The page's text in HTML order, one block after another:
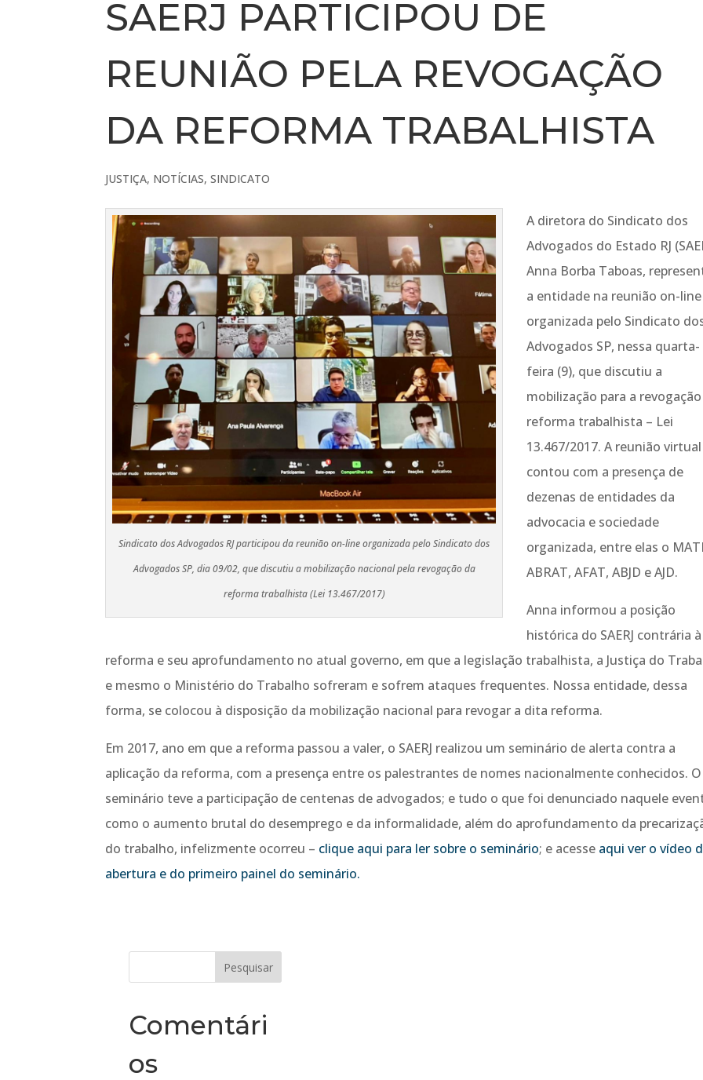
SAERJ PARTICIPOU DE
REUNIÃO PELA REVOGAÇÃO
DA REFORMA TRABALHISTA
JUSTIÇA, NOTÍCIAS,SINDICATO
Sindicato dos Advogados RJ participou da reunião on-line organizada pelo Sindicato dos
Advogados SP, dia 09/02, que discutiu a mobilização nacional pela revogação da
reforma trabalhista (Lei 13.467/2017)
A diretora do Sindicato dos
Advogados do Estado RJ
Anna Borba Taboas,
a entidade na reunião on-line
organizada pelo Sindicato
Advogados SP, nessa quarta-
feira (9), que discutiu a
mobilização para a
reforma trabalhista – Lei
13.467/2017. A reunião virtual
contou com a presença de
dezenas de entidades da
advocacia e sociedade
organizada, entre elas o
ABRAT, AFAT, ABJD e AJD.
Anna informou a posição
histórica do SAERJ contrária à
reforma e seu aprofundamento no atual governo, em que a legislação trabalhista, a Justiça do
e mesmo o Ministério do Trabalho sofreram e sofrem ataques frequentes. Nossa entidade, dessa
forma, se colocou à disposição da mobilização nacional para revogar a dita reforma.
Em 2017, ano em que a reforma passou a valer, o SAERJ realizou um seminário de alerta contra a
aplicação da reforma, com a presença entre os palestrantes de nomes nacionalmente conhecidos. O
seminário teve a participação de centenas de advogados; e tudo o que foi denunciado naquele
como o aumento brutal do desemprego e da informalidade, além do aprofundamento da
do trabalho, infelizmente ocorreu – clique aqui para ler sobre o seminário; e acesse aqui ver o vídeo
abertura e do primeiro painel do seminário.
Comentári
os